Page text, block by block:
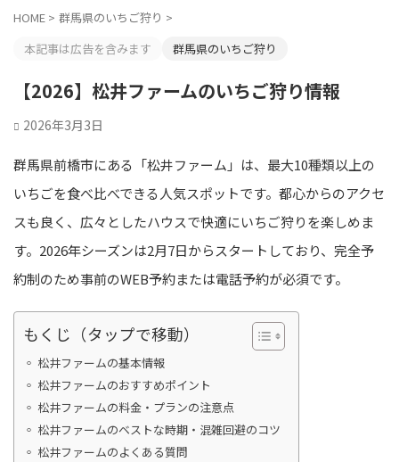
HOME > 群馬県のいちご狩り >
本記事は広告を含みます
群馬県のいちご狩り
【2026】松井ファームのいちご狩り情報
2026年3月3日
群馬県前橋市にある「松井ファーム」は、最大10種類以上の
いちごを食べ比べできる人気スポットです。都心からのアクセ
スも良く、広々としたハウスで快適にいちご狩りを楽しめま
す。2026年シーズンは2月7日からスタートしており、完全予
約制のため事前のWEB予約または電話予約が必須です。
もくじ（タップで移動）
松井ファームの基本情報
松井ファームのおすすめポイント
松井ファームの料金・プランの注意点
松井ファームのベストな時期・混雑回避のコツ
松井ファームのよくある質問